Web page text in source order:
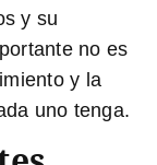
y su
no es
y la
uno tenga.